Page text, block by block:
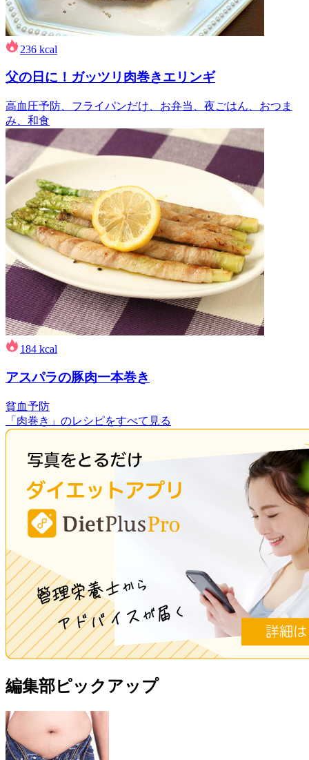
236 kcal
父の日に！ガッツリ肉巻きエリンギ
高血圧予防、フライパンだけ、お弁当、夜ごはん、おつま
み、和食
184 kcal
アスパラの豚肉一本巻き
貧血予防
「肉巻き」のレシピをすべて見る
編集部ピックアップ